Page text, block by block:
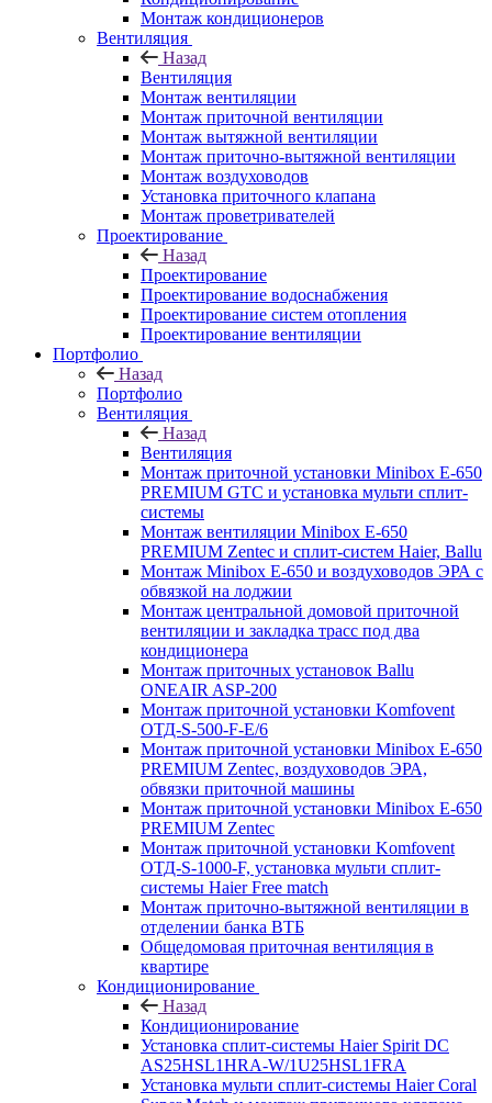
Монтаж кондиционеров
Вентиляция
Назад
Вентиляция
Монтаж вентиляции
Монтаж приточной вентиляции
Монтаж вытяжной вентиляции
Монтаж приточно-вытяжной вентиляции
Монтаж воздуховодов
Установка приточного клапана
Монтаж проветривателей
Проектирование
Назад
Проектирование
Проектирование водоснабжения
Проектирование систем отопления
Проектирование вентиляции
Портфолио
Назад
Портфолио
Вентиляция
Назад
Вентиляция
Монтаж приточной установки Minibox E-650
PREMIUM GTC и установка мульти сплит-
системы
Монтаж вентиляции Minibox E-650
PREMIUM Zentec и сплит-систем Haier, Ballu
Монтаж Minibox E-650 и воздуховодов ЭРА с
обвязкой на лоджии
Монтаж центральной домовой приточной
вентиляции и закладка трасс под два
кондиционера
Монтаж приточных установок Ballu
ONEAIR ASP-200
Монтаж приточной установки Komfovent
ОТД-S-500-F-E/6
Монтаж приточной установки Minibox E-650
PREMIUM Zentec, воздуховодов ЭРА,
обвязки приточной машины
Монтаж приточной установки Minibox E-650
PREMIUM Zentec
Монтаж приточной установки Komfovent
ОТД-S-1000-F, установка мульти сплит-
системы Haier Free match
Монтаж приточно-вытяжной вентиляции в
отделении банка ВТБ
Общедомовая приточная вентиляция в
квартире
Кондиционирование
Назад
Кондиционирование
Установка сплит-системы Haier Spirit DC
AS25HSL1HRA-W/1U25HSL1FRA
Установка мульти сплит-системы Haier Coral